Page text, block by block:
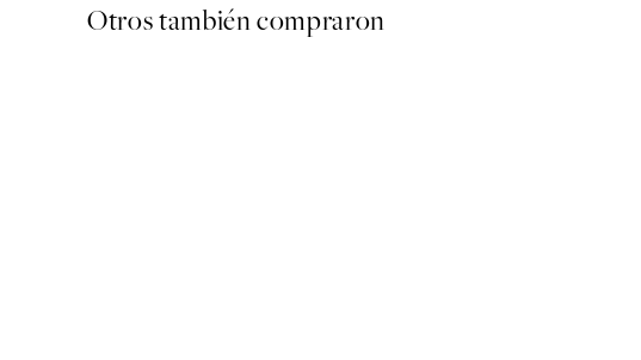
Otros también compraron